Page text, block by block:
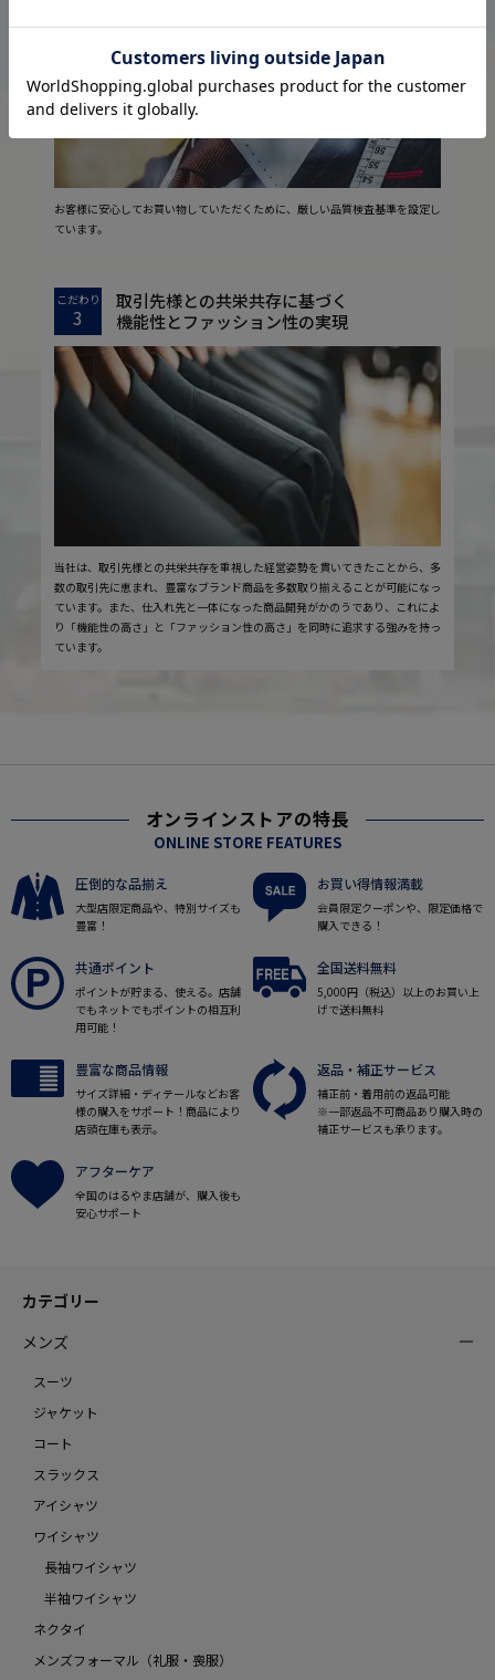
お客様に安心してお買い物していただくために、厳しい品質検査基準を設定し
ています。
こだわり
3
取引先様との共栄共存に基づく
機能性とファッション性の実現
当社は、取引先様との共栄共存を重視した経営姿勢を貫いてきたことから、多
数の取引先に恵まれ、豊富なブランド商品を多数取り揃えることが可能になっ
ています。また、仕入れ先と一体になった商品開発がかのうであり、これによ
り「機能性の高さ」と「ファッション性の高さ」を同時に追求する強みを持っ
ています。
オンラインストアの特長
ONLINE STORE FEATURES
圧倒的な品揃え
大型店限定商品や、特別サイズも
豊富！
お買い得情報満載
会員限定クーポンや、限定価格で
購入できる！
共通ポイント
ポイントが貯まる、使える。店舗
でもネットでもポイントの相互利
用可能！
全国送料無料
5,000円（税込）以上のお買い上
げで送料無料
豊富な商品情報
サイズ詳細・ディテールなどお客
様の購入をサポート！商品により
店頭在庫も表示。
返品・補正サービス
補正前・着用前の返品可能
※一部返品不可商品あり購入時の
補正サービスも承ります。
アフターケア
全国のはるやま店舗が、購入後も
安心サポート
カテゴリー
メンズ
スーツ
ジャケット
コート
スラックス
アイシャツ
ワイシャツ
長袖ワイシャツ
半袖ワイシャツ
ネクタイ
メンズフォーマル（礼服・喪服）